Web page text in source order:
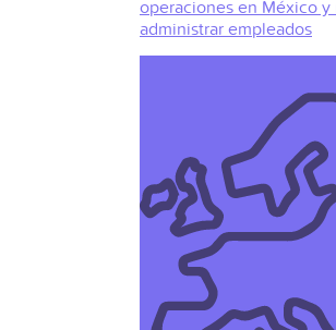
operaciones en México y
administrar empleados